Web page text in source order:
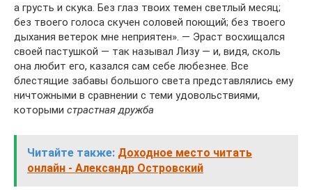
а грусть и скука. Без глаз твоих темен светлый месяц;
без твоего голоса скучен соловей поющий; без твоего
дыхания ветерок мне неприятен». — Эраст восхищался
своей пастушкой — так называл Лизу — и, видя, сколь
она любит его, казался сам себе любезнее. Все
блестящие забавы большого света представлялись ему
ничтожными в сравнении с теми удовольствиями,
которыми страстная дружба
Читайте также: Доходное место читать
онлайн - Александр Островский